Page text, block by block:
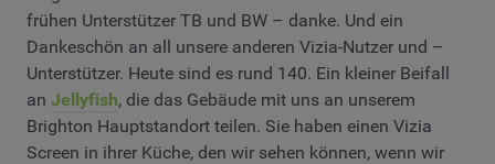
frühen Unterstützer TB und BW – danke. Und ein
Dankeschön an all unsere anderen Vizia-Nutzer und –
Unterstützer. Heute sind es rund 140. Ein kleiner Beifall
an Jellyfish, die das Gebäude mit uns an unserem
Brighton Hauptstandort teilen. Sie haben einen Vizia
Screen in ihrer Küche, den wir sehen können, wenn wir